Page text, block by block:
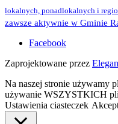
lokalnych, ponadlokalnych i
zawsze aktywnie w Gminie
Facebook
Zaprojektowane przez
Na naszej stronie używamy
używanie WSZYSTKICH
Ustawienia ciasteczek